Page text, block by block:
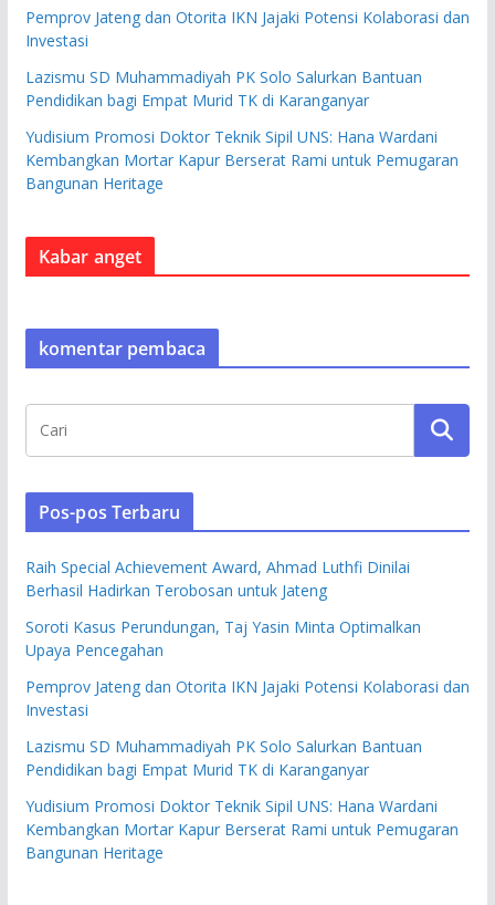
Pemprov Jateng dan Otorita IKN Jajaki Potensi Kolaborasi dan
Investasi
Lazismu SD Muhammadiyah PK Solo Salurkan Bantuan
Pendidikan bagi Empat Murid TK di Karanganyar
Yudisium Promosi Doktor Teknik Sipil UNS: Hana Wardani
Kembangkan Mortar Kapur Berserat Rami untuk Pemugaran
Bangunan Heritage
Kabar anget
komentar pembaca
Pos-pos Terbaru
Raih Special Achievement Award, Ahmad Luthfi Dinilai
Berhasil Hadirkan Terobosan untuk Jateng
Soroti Kasus Perundungan, Taj Yasin Minta Optimalkan
Upaya Pencegahan
Pemprov Jateng dan Otorita IKN Jajaki Potensi Kolaborasi dan
Investasi
Lazismu SD Muhammadiyah PK Solo Salurkan Bantuan
Pendidikan bagi Empat Murid TK di Karanganyar
Yudisium Promosi Doktor Teknik Sipil UNS: Hana Wardani
Kembangkan Mortar Kapur Berserat Rami untuk Pemugaran
Bangunan Heritage